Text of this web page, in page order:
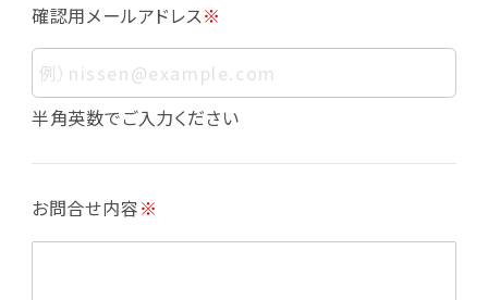
下の通りであり、これらの目的達成の範囲を超
えてお客様の個人情報を利用することはありま
せん。
・会員登録者の個人認証
・会員ポイントプログラムの運営
・メールマガジンの配信
・本サービスに関する規約等の変更の通知
確認用メールアドレス※
半角英数でご入力ください
お問合せ内容※